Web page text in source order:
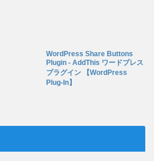
WordPress Share Buttons
Plugin - AddThis ワードプレス
プラグイン 【WordPress
Plug-In】